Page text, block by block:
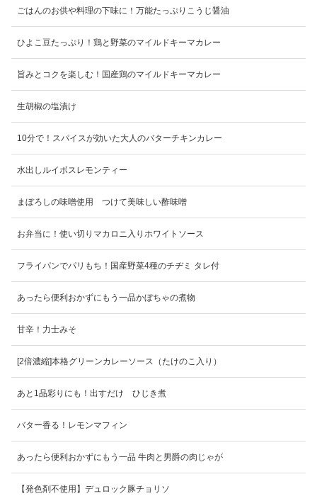
ごはんのお供や料理の下味に！万能たっぷりこうじ醤油
ひよこ豆たっぷり！鶏と野菜のマイルドキーマカレー
旨みとコクを楽しむ！国産鶏のマイルドキーマカレー
生胡椒の塩漬け
10分で！スパイスが効いた大人のバターチキンカレー
水出しルイボスレモンティー
まぼろしの味噌使用 つけて美味しい酢味噌
お弁当に！使い切りマカロニ入りホワイトソース
フライパンでパリもち！国産野菜4種のチヂミ タレ付
あったら便利おかずにもう一品かぼちゃの煮物
甘辛！力士みそ
[2倍濃縮]本格グリーンカレーソース（たけのこ入り）
あと1品彩りにも！出すだけ ひじき煮
バター香る！レモンマフィン
あったら便利おかずにもう一品 牛肉と男爵の肉じゃが
【発色剤不使用】デュロック豚チョリソ